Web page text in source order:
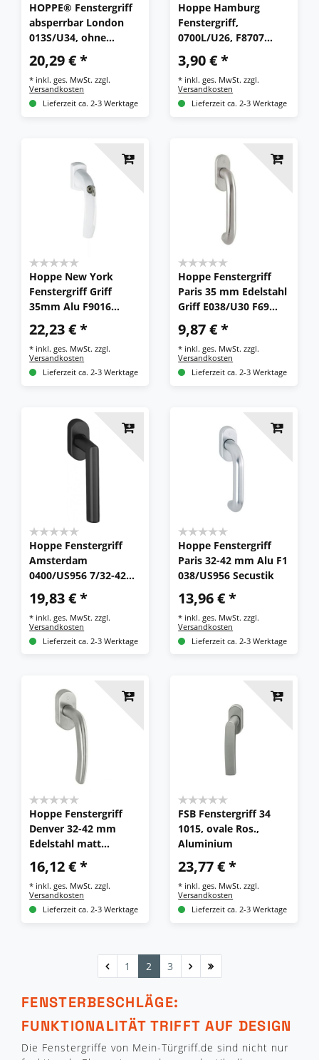
HOPPE® Fenstergriff
absperrbar London
013S/U34, ohne
Schrauben,
Aluminium
20,29 € *
* inkl. ges. MwSt. zzgl.
Versandkosten
Lieferzeit ca. 2-3 Werktage
Hoppe Hamburg
Fenstergriff,
0700L/U26, F8707
dunkelbraun
3,90 € *
* inkl. ges. MwSt. zzgl.
Versandkosten
Lieferzeit ca. 2-3 Werktage
Hoppe New York
Fenstergriff Griff
35mm Alu F9016
0810S/U10 TBT1
abschließbar
22,23 € *
* inkl. ges. MwSt. zzgl.
Versandkosten
Lieferzeit ca. 2-3 Werktage
Hoppe Fenstergriff
Paris 35 mm Edelstahl
Griff E038/U30 F69
Fensterolive U-Form
9,87 € *
* inkl. ges. MwSt. zzgl.
Versandkosten
Lieferzeit ca. 2-3 Werktage
Hoppe Fenstergriff
Amsterdam
0400/US956 7/32-42
mm Edelstahl schwarz
Griff
19,83 € *
* inkl. ges. MwSt. zzgl.
Versandkosten
Lieferzeit ca. 2-3 Werktage
Hoppe Fenstergriff
Paris 32-42 mm Alu F1
038/US956 Secustik
13,96 € *
* inkl. ges. MwSt. zzgl.
Versandkosten
Lieferzeit ca. 2-3 Werktage
Hoppe Fenstergriff
Denver 32-42 mm
Edelstahl matt
E0310/US956 F69
Secustik Griff
16,12 € *
* inkl. ges. MwSt. zzgl.
Versandkosten
Lieferzeit ca. 2-3 Werktage
FSB Fenstergriff 34
1015, ovale Ros.,
Aluminium
23,77 € *
* inkl. ges. MwSt. zzgl.
Versandkosten
Lieferzeit ca. 2-3 Werktage
1 2 3
FENSTERBESCHLÄGE:
FUNKTIONALITÄT TRIFFT AUF DESIGN
Die Fenstergriffe von Mein-Türgriff.de sind nicht nur